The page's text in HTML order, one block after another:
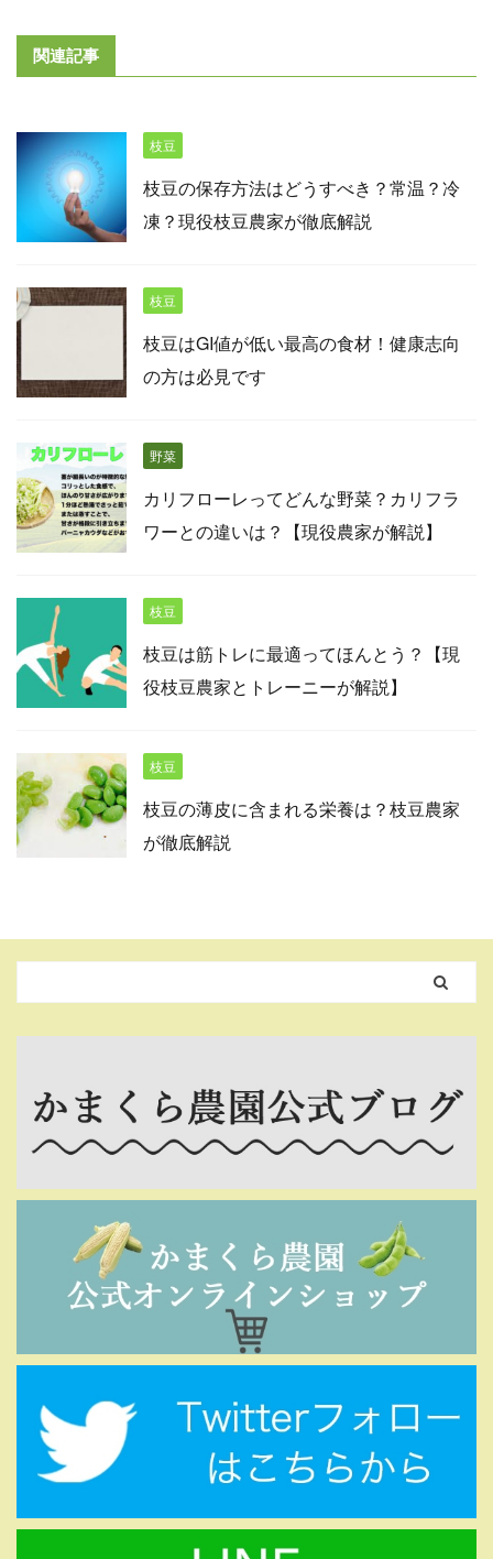
関連記事
枝豆
枝豆の保存方法はどうすべき？常温？冷
凍？現役枝豆農家が徹底解説
枝豆
枝豆はGI値が低い最高の食材！健康志向
の方は必見です
野菜
カリフローレってどんな野菜？カリフラ
ワーとの違いは？【現役農家が解説】
枝豆
枝豆は筋トレに最適ってほんとう？【現
役枝豆農家とトレーニーが解説】
枝豆
枝豆の薄皮に含まれる栄養は？枝豆農家
が徹底解説